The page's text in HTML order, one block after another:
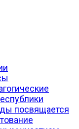
посвящается